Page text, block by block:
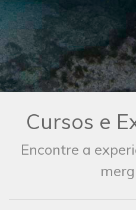
Cursos e
Encontre a